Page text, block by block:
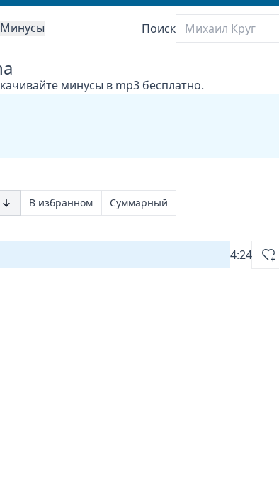
Минусы Поиск
минусы в mp3 бесплатно.
В избранном Суммарный
4:24